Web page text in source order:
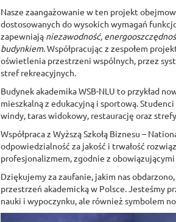
Nasze zaangażowanie w ten projekt
dostosowanych do wysokich wymagań
zapewniają niezawodność,
budynkiem. Współpracując z zespołem
oświetlenia przestrzeni wspólnych, przez
stref rekreacyjnych.
Budynek akademika WSB-NLU to przykład
mieszkalną z edukacyjną i sportową.
windy, taras widokowy, restaurację oraz
Współpraca z Wyższą Szkołą Biznesu –
odpowiedzialność za jakość i trwałość
profesjonalizmem, zgodnie z
Dziękujemy za zaufanie, jakim nas
przestrzeń akademicką w Polsce. Jesteśmy
nauki i wypoczynku, ale również symbolem